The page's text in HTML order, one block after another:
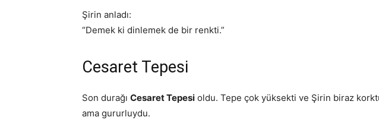
Şirin anladı:
“Demek ki dinlemek de bir renkti.”
Cesaret Tepesi
Son durağı Cesaret Tepesi oldu. Tepe çok yüksekti ve Şirin biraz
ama gururluydu.